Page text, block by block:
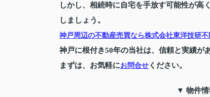
しかし、相続時に自宅を手放す可能性が高
しましょう。
神戸周辺の不動産売買なら株式会社東洋技研
神戸に根付き50年の当社は、信頼と実績が
まずは、お気軽にお問合せ ください。
▼ 物件情